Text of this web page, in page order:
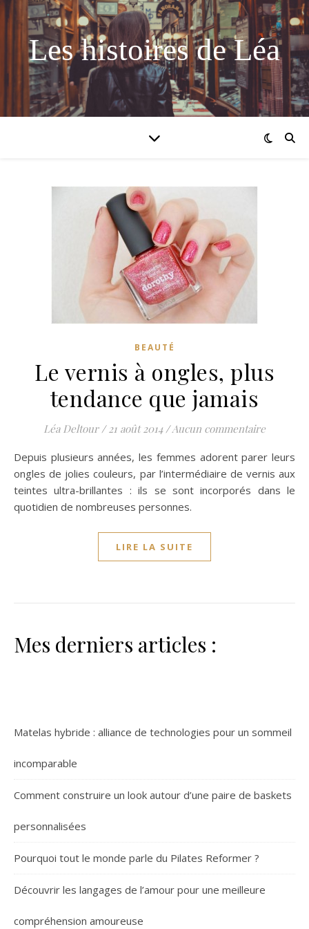
Les histoires de Léa
BEAUTÉ
Le vernis à ongles, plus
tendance que jamais
Léa Deltour / 21 août 2014 /Aucun commentaire
Depuis plusieurs années, les femmes adorent parer leurs
ongles de jolies couleurs, par l’intermédiaire de vernis aux
teintes ultra-brillantes : ils se sont incorporés dans le
quotidien de nombreuses personnes.
LIRE LA SUITE
Mes derniers articles :
Matelas hybride : alliance de technologies pour un sommeil
incomparable
Comment construire un look autour d’une paire de baskets
personnalisées
Pourquoi tout le monde parle du Pilates Reformer ?
Découvrir les langages de l’amour pour une meilleure
compréhension amoureuse